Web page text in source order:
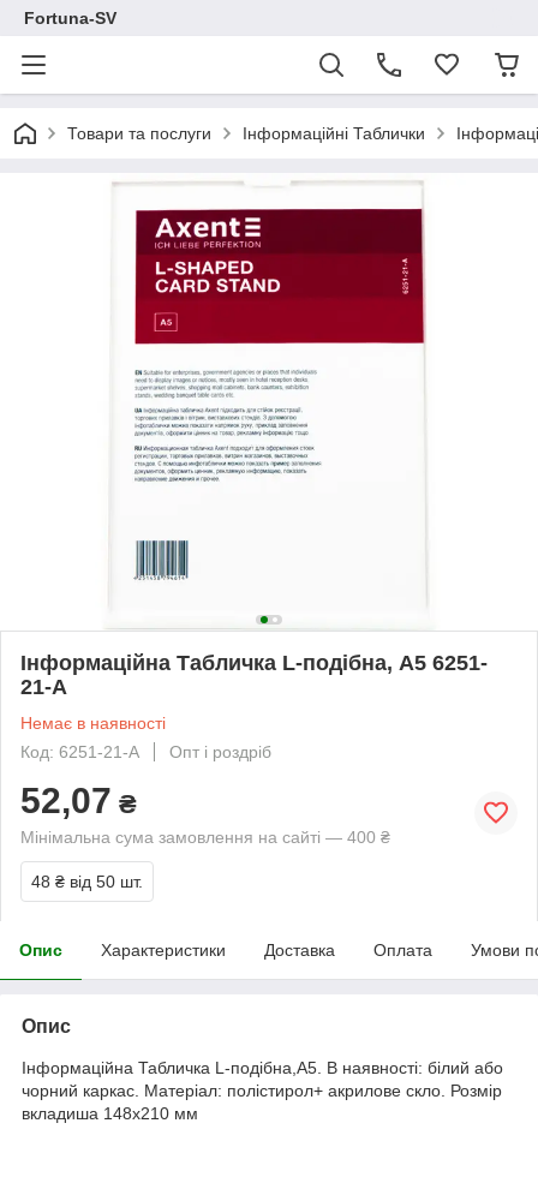
Fortuna-SV
Товари та послуги Інформаційні Таблички
Інформаційна Табличка L-подібна, A5 6251-
21-A
Немає в наявності
Код: 6251-21-A
Опт і роздріб
52,07 ₴
Мінімальна сума замовлення на сайті — 400 ₴
48 ₴ від 50 шт.
Опис Характеристики Доставка Оплата Умови
Опис
Інформаційна Табличка L-подібна,А5. В наявності: білий або
чорний каркас. Матеріал: полістирол+ акрилове скло. Розмір
вкладиша 148х210 мм